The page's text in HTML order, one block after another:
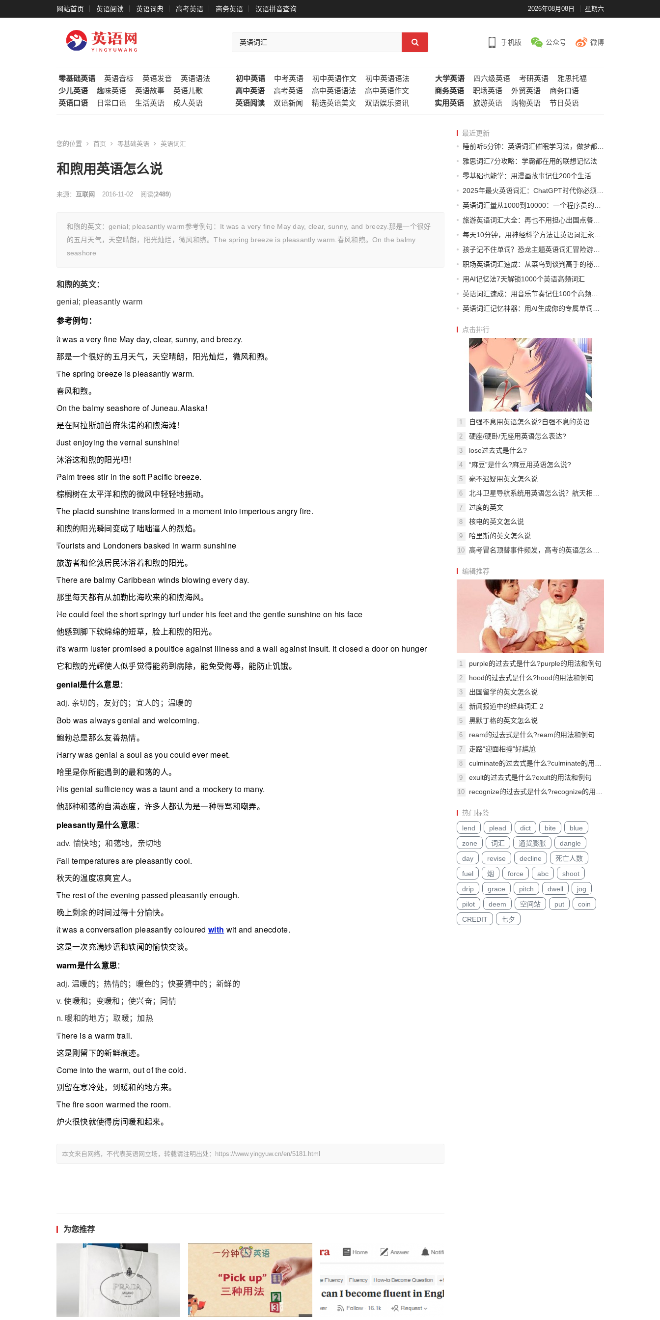
网站首页 英语阅读 英语词典 高考英语 商务英语 汉语拼音查询 2026年08月08日 星期六
手机版 公众号 微博
零基础英语 英语音标 英语发音 英语语法 初中英语 中考英语 初中英语作文 初中英语语法 大学英语 四六级英语 考研英语
雅思托福
少儿英语
趣味英语 英语故事 英语儿歌 高中英语 高考英语 高中英语语法 高中英语作文 商务英语 职场英语 外贸英语
商务口语
英语口语
日常口语 生活英语 成人英语 英语阅读 双语新闻 精选英语美文 双语娱乐资讯 实用英语 旅游英语 购物英语 节日英语
您的位置 首页 零基础英语 英语词汇
和煦用英语怎么说
来源： 互联网 2016-11-02 阅读(2489)
和煦的英文：genial; pleasantly warm参考例句：It was a very fine May day, clear, sunny, and breezy.那是一个很好
的五月天气，天空晴朗，阳光灿烂，微风和煦。The spring breeze is pleasantly warm.春风和煦。On the balmy
seashore
和煦的英文：
genial; pleasantly warm
参考例句：
It was a very fine May day, clear, sunny, and breezy.
那是一个很好的五月天气，天空晴朗，阳光灿烂，微风和煦。
The spring breeze is pleasantly warm.
春风和煦。
On the balmy seashore of Juneau.Alaska!
是在阿拉斯加首府朱诺的和煦海滩！
Just enjoying the vernal sunshine!
沐浴这和煦的阳光吧！
Palm trees stir in the soft Pacific breeze.
棕榈树在太平洋和煦的微风中轻轻地摇动。
The placid sunshine transformed in a moment into imperious angry fire.
和煦的阳光瞬间变成了咄咄逼人的烈焰。
Tourists and Londoners basked in warm sunshine
旅游者和伦敦居民沐浴着和煦的阳光。
There are balmy Caribbean winds blowing every day.
那里每天都有从加勒比海吹来的和煦海风。
He could feel the short springy turf under his feet and the gentle sunshine on his face
他感到脚下软绵绵的短草，脸上和煦的阳光。
It's warm luster promised a poultice against illness and a wall against insult. It closed a door on hunger
它和煦的光辉使人似乎觉得能药到病除，能免受侮辱，能防止饥饿。
genial是什么意思：
adj. 亲切的，友好的；宜人的；温暖的
Bob was always genial and welcoming.
鲍勃总是那么友善热情。
Harry was genial a soul as you could ever meet.
哈里是你所能遇到的最和蔼的人。
His genial sufficiency was a taunt and a mockery to many.
他那种和蔼的自满态度，许多人都认为是一种辱骂和嘲弄。
pleasantly是什么意思：
adv. 愉快地；和蔼地，亲切地
Fall temperatures are pleasantly cool.
秋天的温度凉爽宜人。
The rest of the evening passed pleasantly enough.
晚上剩余的时间过得十分愉快。
It was a conversation pleasantly coloured with wit and anecdote.
这是一次充满妙语和轶闻的愉快交谈。
warm是什么意思：
adj. 温暖的；热情的；暖色的；快要猜中的；新鲜的
v. 使暖和；变暖和；使兴奋；同情
n. 暖和的地方；取暖；加热
There is a warm trail.
这是刚留下的新鲜痕迹。
Come into the warm, out of the cold.
别留在寒冷处，到暖和的地方来。
The fire soon warmed the room.
炉火很快就使得房间暖和起来。
本文来自网络，不代表英语网立场，转载请注明出处：https://www.yingyuw.cn/en/5181.html
为您推荐
最近更新
睡前听5分钟：英语词汇催眠学习法，做梦都在进步
雅思词汇7分攻略：学霸都在用的联想记忆法
零基础也能学：用漫画故事记住200个生活英语词汇
旅游英语词汇大全：再也不用担心出国点餐迷路
孩子记不住单词？恐龙主题英语词汇冒险游戏来了
职场英语词汇速成：从菜鸟到谈判高手的秘密武器
用AI记忆法7天解锁1000个英语高频词汇
英语词汇速成：用音乐节奏记住100个高频动词
点击排行
1 自强不息用英语怎么说?自强不息的英语
2 硬座/硬卧/无座用英语怎么表达?
3 lose过去式是什么?
4 “麻豆”是什么?麻豆用英语怎么说?
5 毫不迟疑用英文怎么说
6
7 过度的英文
8 核电的英文怎么说
9 哈里斯的英文怎么说
10
编辑推荐
1 purple的过去式是什么?purple的用法和例句
2 hood的过去式是什么?hood的用法和例句
3 出国留学的英文怎么说
4 新闻报道中的经典词汇 2
5 黑默丁格的英文怎么说
6 ream的过去式是什么?ream的用法和例句
7 走路“迎面相撞”好尴尬
8
9 exult的过去式是什么?exult的用法和例句
10
热门标签
lend
plead dict bite
blue
zone
词汇 通货膨胀
dangle
day
revise decline
死亡人数
fuel
烟 force abc
shoot
drip
grace pitch dwell
jog
pilot
deem 空间站 put
coin
CREDIT
七夕